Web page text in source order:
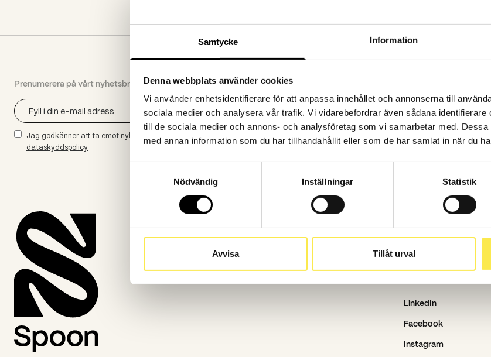
Samtycke Information
Denna webbplats använder cookies
Vi använder enhetsidentifierare för att anpassa innehållet och annonserna till
sociala medier och analysera vår trafik. Vi vidarebefordrar även sådana identifierare
till de sociala medier och annons- och analysföretag som vi samarbetar med.
med annan information som du har tillhandahållit eller som de har samlat in när du
Nödvändig
Inställningar Statistik
Avvisa Tillåt urval
Prenumerera på vårt nyhetsbrev
Jag godkänner att ta emot nyhetsbrev från spoon.se. Se vår
dataskyddspolicy
Vad vi gör
Case
Aktuellt
Nyhetsbrev
Pressrum
Sociala medier
LinkedIn
Facebook
Instagram